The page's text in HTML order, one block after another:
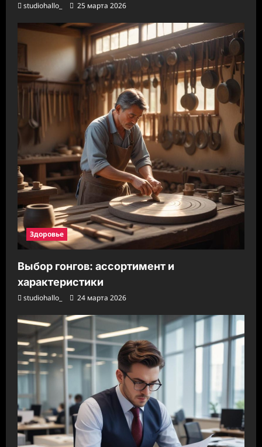
studiohallo_ 25 марта 2026
Здоровье
Выбор гонгов: ассортимент и
характеристики
studiohallo_ 24 марта 2026